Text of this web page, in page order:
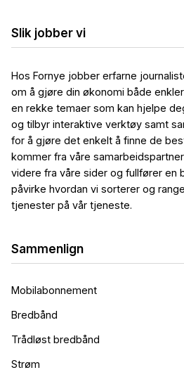
Slik jobber vi
Hos Fornye jobber erfarne
om å gjøre din økonomi både
en rekke temaer som kan hjelpe
og tilbyr interaktive verktøy samt
for å gjøre det enkelt å finne de
kommer fra våre
videre fra våre sider og fullfører en
påvirke hvordan vi sorterer og
tjenester på vår tjeneste.
Sammenlign
Mobilabonnement
Bredbånd
Trådløst bredbånd
Strøm